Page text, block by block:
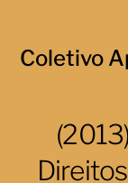
Coletivo